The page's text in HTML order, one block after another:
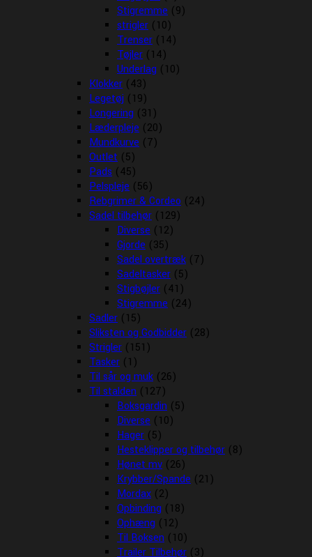
Stigremme (9)
strigler (10)
Trenser (14)
Tøjler (14)
Underlag (10)
Klokker (43)
Legetøj (19)
Longering (31)
Læderpleje (20)
Mundkurve (7)
Outlet (5)
Pads (45)
Pelspleje (56)
Rebgrimer & Cordeo (24)
Sadel tilbehør (129)
Diverse (12)
Gjorde (35)
Sadel overtræk (7)
Sadeltasker (5)
Stigbøjler (41)
Stigremme (24)
Sadler (15)
Sliksten og Godbidder (28)
Strigler (151)
Tasker (1)
Til sår og muk (26)
Til stalden (127)
Boksgardin (5)
Diverse (10)
Hager (5)
Hesteklipper og tilbehør (8)
Hønet mv (26)
Krybber/Spande (21)
Mordax (2)
Opbinding (18)
Ophæng (12)
Til Boksen (10)
Trailer Tilbehør (3)